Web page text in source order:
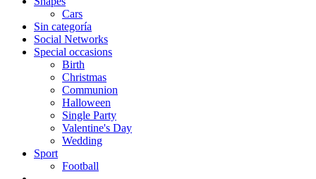
Cars
Sin categoría
Social Networks
Special occasions
Birth
Christmas
Communion
Halloween
Single Party
Valentine's Day
Wedding
Sport
Football